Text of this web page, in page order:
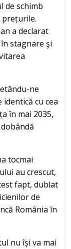
de schimb
a declarat
stagnare şi
ne
cu cea
în mai 2035,
tocmai
au crescut,
fapt, dublat
de
România în
nu își va mai